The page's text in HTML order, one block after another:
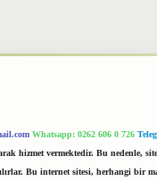
Whatsapp: 0262 606 0 726
hizmet vermektedir. Bu nedenle,
Bu internet sitesi, herhangi bir